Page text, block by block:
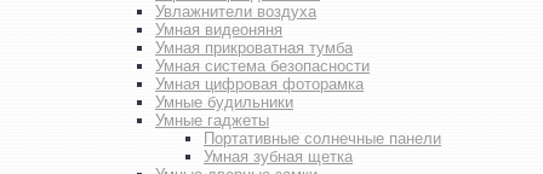
Увлажнители воздуха
Умная видеоняня
Умная прикроватная тумба
Умная система безопасности
Умная цифровая фоторамка
Умные будильники
Умные гаджеты
Портативные солнечные панели
Умная зубная щетка